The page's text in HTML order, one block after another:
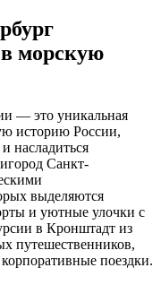
морскую
— это уникальная
историю России,
насладиться
Санкт-
выделяются
и уютные улочки с
в Кронштадт из
путешественников,
поездки.